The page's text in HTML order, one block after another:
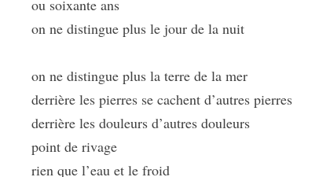
ou soixante ans
on ne distingue plus le jour de la nuit
on ne distingue plus la terre de la mer
derrière les pierres se cachent d’autres pierres
derrière les douleurs d’autres douleurs
point de rivage
rien que l’eau et le froid